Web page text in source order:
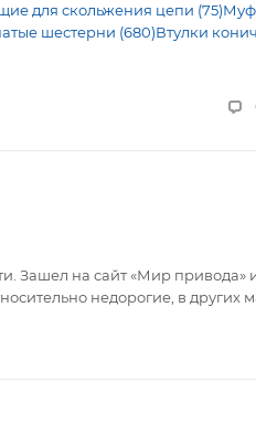
для скольжения цепи (75)
шестерни (680)Втулки
Зашел на сайт «Мир привода»
недорогие, в других